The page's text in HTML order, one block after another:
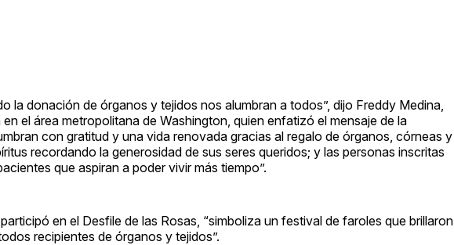
la donación de órganos y tejidos nos alumbran a todos”, dijo Freddy Medina,
el área metropolitana de Washington, quien enfatizó el mensaje de la
con gratitud y una vida renovada gracias al regalo de órganos, córneas y
recordando la generosidad de sus seres queridos; y las personas inscritas
que aspiran a poder vivir más tiempo”.
en el Desfile de las Rosas, “simboliza un festival de faroles que brillaron
recipientes de órganos y tejidos”.